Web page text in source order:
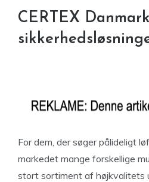
CERTEX
For dem, der søger pålideligt
markedet mange forskellige
stort sortiment af højkvalitets